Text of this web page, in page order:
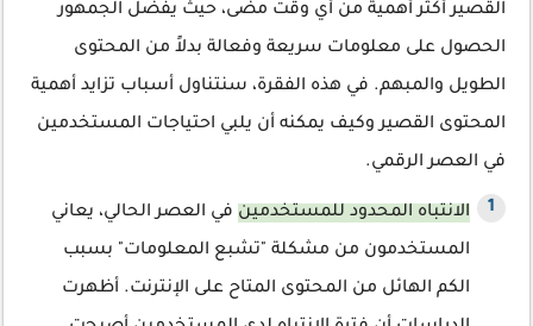
القصير أكثر أهمية من أي وقت مضى، حيث يفضل الجمهور
الحصول على معلومات سريعة وفعالة بدلاً من المحتوى
الطويل والمبهم. في هذه الفقرة، سنتناول أسباب تزايد أهمية
المحتوى القصير وكيف يمكنه أن يلبي احتياجات المستخدمين
في العصر الرقمي.
الانتباه المحدود للمستخدمين في العصر الحالي، يعاني
المستخدمون من مشكلة "تشبع المعلومات" بسبب
الكم الهائل من المحتوى المتاح على الإنترنت. أظهرت